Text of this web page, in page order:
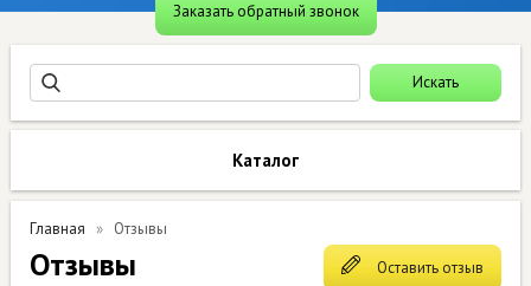
Заказать обратный звонок
Каталог
Главная
Отзывы
Оставить отзыв
Отзывы